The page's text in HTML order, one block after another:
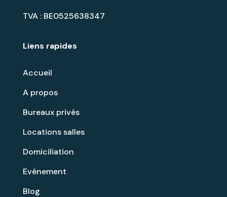
Liens rapides
Accueil
A propos
Bureaux privés
Locations salles
Domiciliation
Evénement
Blog
TVA : BE0525638347